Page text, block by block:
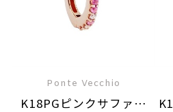
Ponte Vecchio
K18PGピンクサファイ